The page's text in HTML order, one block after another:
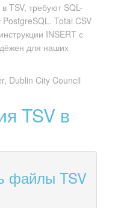
TSV, требуют SQL-
Total CSV
INSERT с
для наших
Dublin City Council
TSV в
файлы TSV